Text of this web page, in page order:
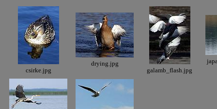
csirke.jpg
drying.jpg
galamb_flash.jpg